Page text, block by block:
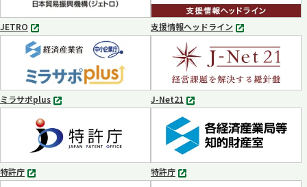
開
く
JETRO
別
タ
ブ
で
開
く
支援情報ヘッドライン
別
タ
ブ
で
開
く
ミラサポplus
別
ブ
で
開
く
J-Net21
別
タ
ブ
で
開
く
特許庁
別
特許庁
別